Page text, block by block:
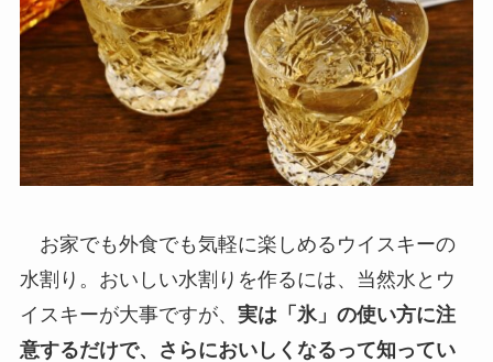
お家でも外食でも気軽に楽しめるウイスキーの
水割り。おいしい水割りを作るには、当然水とウ
イスキーが大事ですが、 実は「氷」の使い方に注
意するだけで、さらにおいしくなるって知ってい